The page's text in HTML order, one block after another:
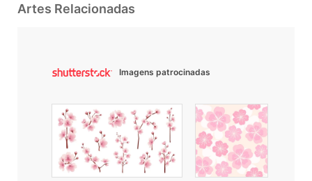
Artes Relacionadas
Imagens patrocinadas